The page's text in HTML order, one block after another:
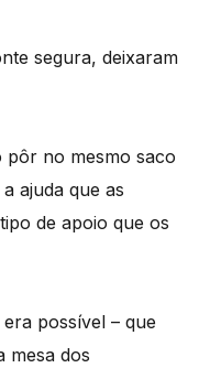
segura, deixaram
no mesmo saco
ajuda que as
de apoio que os
possível – que
mesa dos